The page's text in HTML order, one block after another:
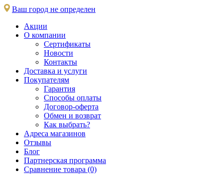
Ваш город не определен
Акции
О компании
Сертификаты
Новости
Контакты
Доставка и услуги
Покупателям
Гарантия
Способы оплаты
Договор-оферта
Обмен и возврат
Как выбрать?
Адреса магазинов
Отзывы
Блог
Партнерская программа
Сравнение товара (0)